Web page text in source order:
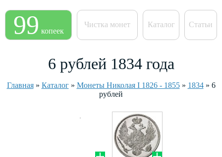
99 копеек
Чистка монет Каталог Статьи
6 рублей 1834 года
Главная» Каталог» Монеты Николая I 1826 - 1855» 1834» 6
рублей